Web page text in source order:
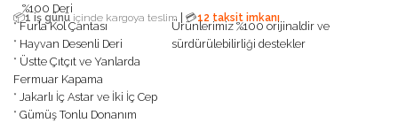
%100 Deri
📦1 iş günü içinde kargoya teslim 💳12 taksit imkanı
* Furla Kol Çantası
* Hayvan Desenli Deri
* Üstte Çıtçıt ve Yanlarda
Fermuar Kapama
* Jakarlı İç Astar ve İki İç Cep
* Gümüş Tonlu Donanım
Ürünlerimiz %100 orijinaldir ve
sürdürülebilirliği destekler